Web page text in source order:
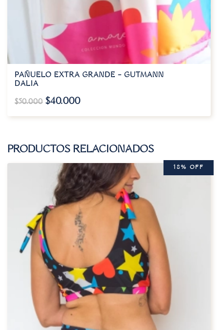
PAÑUELO EXTRA GRANDE – GUTMANN
DALIA
$50.000 $40.000
PRODUCTOS RELACIONADOS
18% OFF